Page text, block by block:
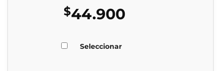
$44.900
Seleccionar